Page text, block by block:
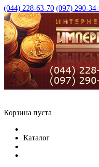
(044) 228-63-70 (097) 290-
Корзина пуста
Каталог